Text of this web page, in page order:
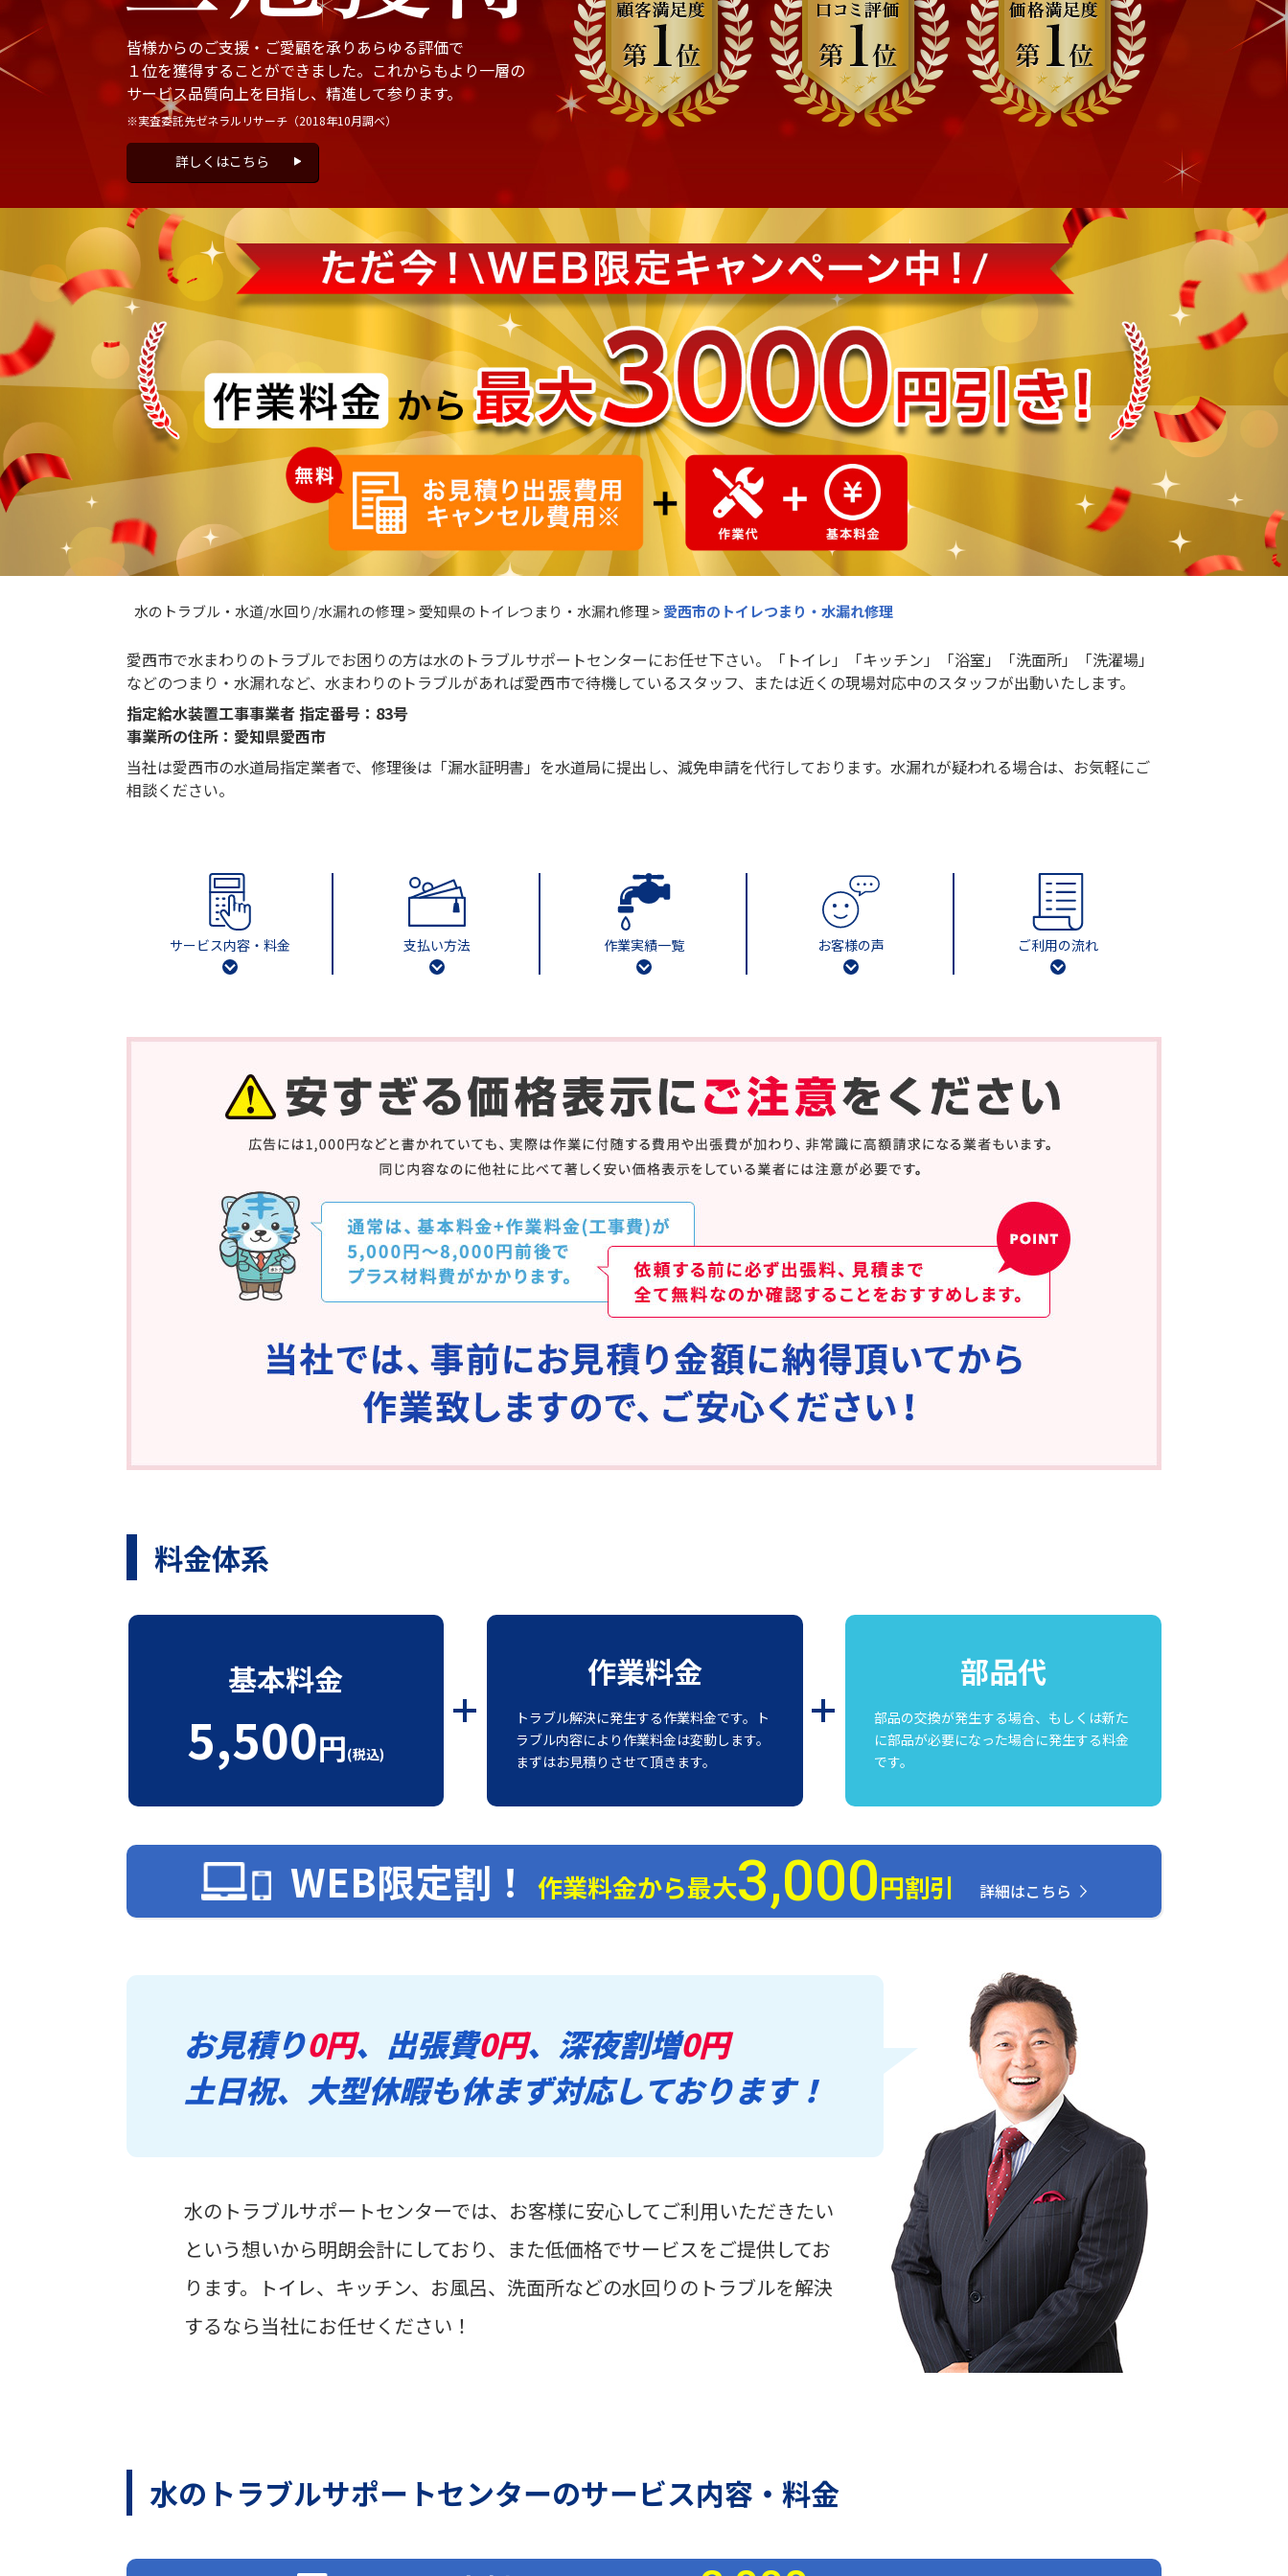
皆様からのご支援・ご愛顧を承りあらゆる評価で
１位を獲得することができました。これからもより一層の
サービス品質向上を目指し、精進して参ります。
※実査委託先ゼネラルリサーチ （2018年10月調べ）
詳しくはこちら
水のトラブル・水道/水回り/水漏れの修理> 愛知県のトイレつまり・水漏れ修理> 愛西市のトイレつまり・水漏れ修理
愛西市で水まわりのトラブルでお困りの方は水のトラブルサポートセンターにお任せ下さい。「トイレ」「キッチン」「浴室」「洗面所」「洗濯場」
などのつまり・水漏れなど、水まわりのトラブルがあれば愛西市で待機しているスタッフ、または近くの現場対応中のスタッフが出動いたします。
指定給水装置工事事業者 指定番号：83号
事業所の住所：愛知県愛西市
当社は愛西市の水道局指定業者で、修理後は「漏水証明書」を水道局に提出し、減免申請を代行しております。水漏れが疑われる場合は、お気軽にご
相談ください。
サービス内容・料金 支払い方法 作業実績一覧 お客様の声 ご利用の流れ
料金体系
基本料金
5,500円(税込)
作業料金
トラブル解決に発生する作業料金です。ト
ラブル内容により作業料金は変動します。
まずはお見積りさせて頂きます。
部品代
部品の交換が発生する場合、もしくは新た
に部品が必要になった場合に発生する料金
です。
WEB限定割！ 作業料金から最大3,000円割引 詳細はこちら
お見積り0円、出張費0円、深夜割増0円
土日祝、大型休暇も休まず対応しております！
水のトラブルサポートセンターでは、お客様に安心してご利用いただきたい
という想いから明朗会計にしており、また低価格でサービスをご提供してお
ります。トイレ、キッチン、お風呂、洗面所などの水回りのトラブルを解決
するなら当社にお任せください！
水のトラブルサポートセンターのサービス内容・料金